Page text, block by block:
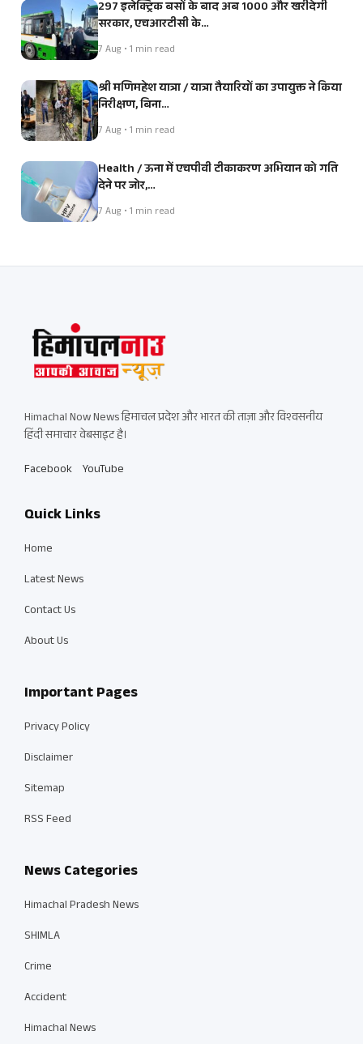
297 इलेक्ट्रिक बसों के बाद अब 1000 और खरीदेगी
सरकार, एचआरटीसी के…
7 Aug • 1 min read
श्री मणिमहेश यात्रा / यात्रा तैयारियों का उपायुक्त ने किया
निरीक्षण, बिना…
7 Aug • 1 min read
Health / ऊना में एचपीवी टीकाकरण अभियान को गति
देने पर जोर,…
7 Aug • 1 min read
Himachal Now News हिमाचल प्रदेश और भारत की ताज़ा और विश्वसनीय
हिंदी समाचार वेबसाइट है।
Facebook YouTube
Quick Links
Home
Latest News
Contact Us
About Us
Important Pages
Privacy Policy
Disclaimer
Sitemap
RSS Feed
News Categories
Himachal Pradesh News
SHIMLA
Crime
Accident
Himachal News